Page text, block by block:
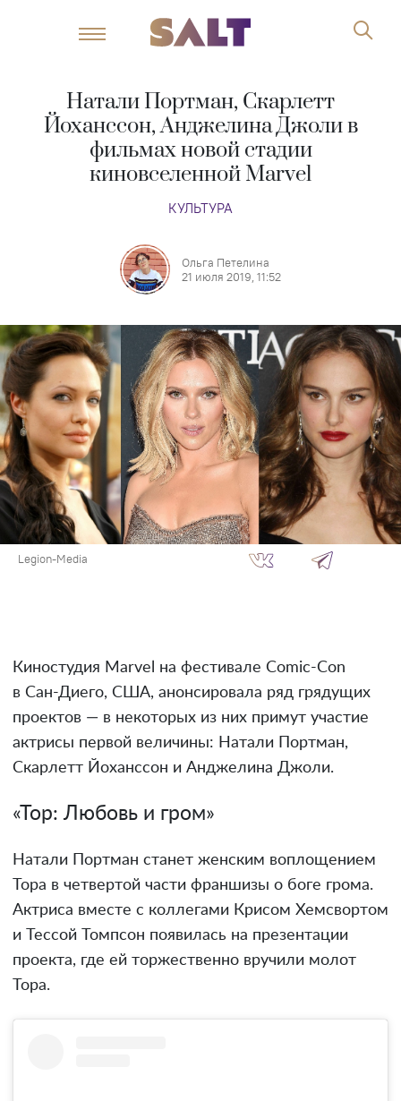
Натали Портман, Скарлетт
Йоханссон, Анджелина Джоли в
фильмах новой стадии
киновселенной Marvel
КУЛЬТУРА
Ольга Петелина
21 июля 2019, 11:52
Legion-Media
Киностудия Marvel на фестивале Comic-Con
в Сан-Диего, США, анонсировала ряд грядущих
проектов — в некоторых из них примут участие
актрисы первой величины: Натали Портман,
Скарлетт Йоханссон и Анджелина Джоли.
«Тор: Любовь и гром»
Натали Портман станет женским воплощением
Тора в четвертой части франшизы о боге грома.
Актриса вместе с коллегами Крисом Хемсвортом
и Тессой Томпсон появилась на презентации
проекта, где ей торжественно вручили молот
Тора.